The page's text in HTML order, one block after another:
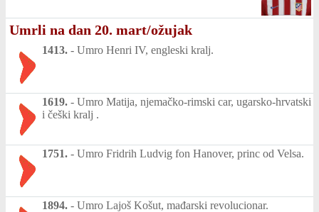
Umrli na dan 20. mart/ožujak
1413. - Umro Henri IV, engleski kralj.
1619. - Umro Matija, njemačko-rimski car, ugarsko-hrvatski
i češki kralj .
1751. - Umro Fridrih Ludvig fon Hanover, princ od Velsa.
1894. - Umro Lajoš Košut, mađarski revolucionar.